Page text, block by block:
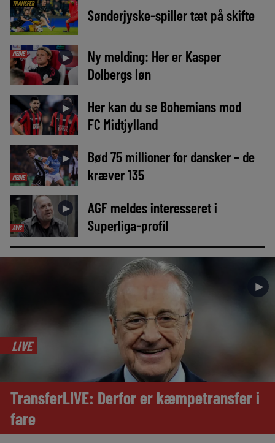
TRANSFER
Sønderjyske-spiller tæt på skifte
MEDIE ►
Ny melding: Her er Kasper
Dolbergs løn
►
Her kan du se Bohemians mod
FC Midtjylland
MEDIE
►
Bød 75 millioner for dansker – de
kræver 135
AVIS
►
AGF meldes interesseret i
Superliga-profil
►
LIVE
TransferLIVE: Derfor er kæmpetransfer i
fare